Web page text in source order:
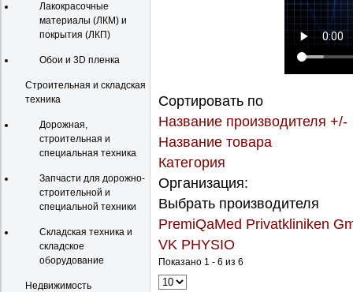
Лакокрасочные
материалы (ЛКМ) и
покрытия (ЛКП)
Обои и 3D пленка
Строительная и складская
техника
Дорожная,
строительная и
специальная техника
Запчасти для дорожно-
строительной и
специальной техники
Складская техника и
складское
оборудование
Недвижимость
Сортировать по
Название производителя +/-
Название товара
Категория
Организация:
Выбрать производителя
PremiQaMed Privatkliniken
VK PHYSIO
Показано 1 - 6 из 6